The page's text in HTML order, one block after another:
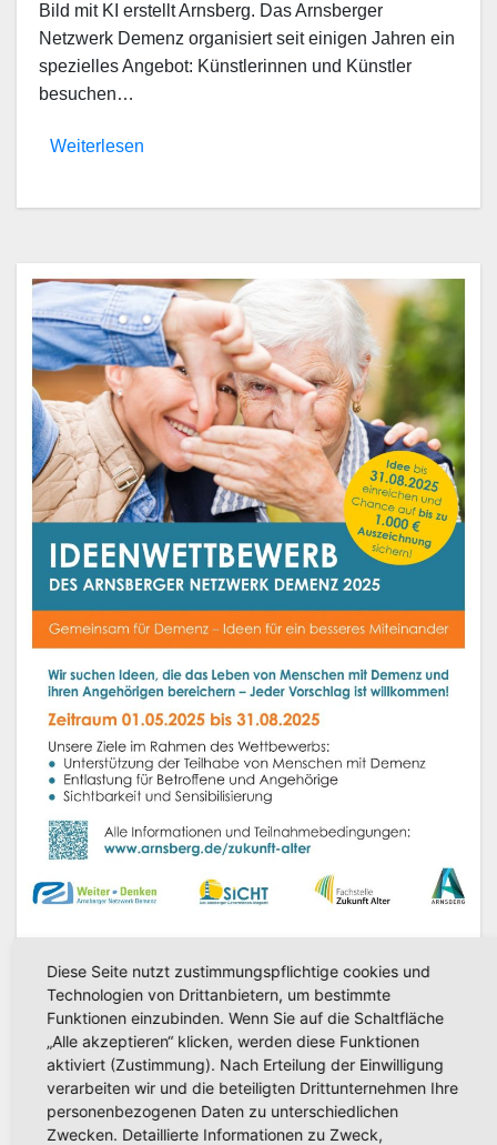
Bild mit KI erstellt Arnsberg. Das Arnsberger
Netzwerk Demenz organisiert seit einigen Jahren ein
spezielles Angebot: Künstlerinnen und Künstler
besuchen…
Weiterlesen
Arnsberger Netzwerk Demenz
lobt Ideenwettbewerb aus
MAI 18, 2025
Plakat Wettbewerb Demenz (Copyright: Stadt
Arnsberg) Arnsberg. "Gemeinsam für Demenz –
Diese Seite nutzt zustimmungspflichtige cookies und
Technologien von Drittanbietern, um bestimmte
Funktionen einzubinden. Wenn Sie auf die Schaltfläche
„Alle akzeptieren“ klicken, werden diese Funktionen
aktiviert (Zustimmung). Nach Erteilung der Einwilligung
verarbeiten wir und die beteiligten Drittunternehmen Ihre
personenbezogenen Daten zu unterschiedlichen
Zwecken. Detaillierte Informationen zu Zweck,